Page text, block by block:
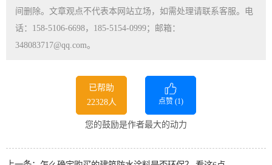
间删除。文章观点不代表本网站立场，如需处理请联系客服。电
话：158-5106-6698，185-5154-0999；邮箱：
348083717@qq.com。
已帮助
22328人
点赞 (1)
您的鼓励是作者最大的动力